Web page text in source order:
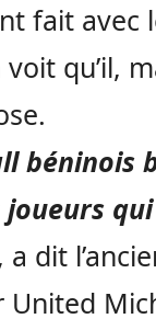
fait avec
qu’il,
béninois
a dit
United